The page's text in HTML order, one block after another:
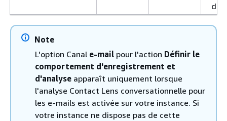
Note
L'option Canal e-mail pour l'action Définir le
comportement d'enregistrement et
d'analyse apparaît uniquement lorsque
l'analyse Contact Lens conversationnelle pour
les e-mails est activée sur votre instance. Si
votre instance ne dispose pas de cette